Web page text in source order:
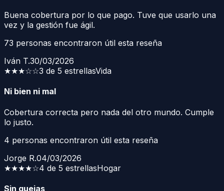
Buena cobertura por lo que pago. Tuve que usarlo una
vez y la gestión fue ágil.
73 personas encontraron útil esta reseña
Iván T.30/03/2026
★★★☆☆3 de 5 estrellasVida
Ni bien ni mal
Cobertura correcta pero nada del otro mundo. Cumple
lo justo.
4 personas encontraron útil esta reseña
Jorge R.04/03/2026
★★★★☆4 de 5 estrellasHogar
Sin quejas